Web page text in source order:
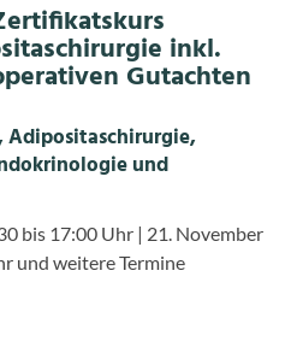
inkl.
Gutachten
Adipositaschirurgie,
und
bis 17:00 Uhr | 21. November
und weitere Termine